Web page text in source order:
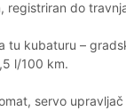
registriran do
tu kubaturu –
l/100 km.
servo upravljač